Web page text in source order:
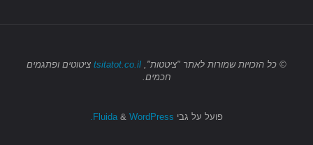
© כל הזכויות שמורות לאתר "ציטטות", tsitatot.co.il ציטוטים ופתגמים
חכמים.
פועל על גבי & WordPress.